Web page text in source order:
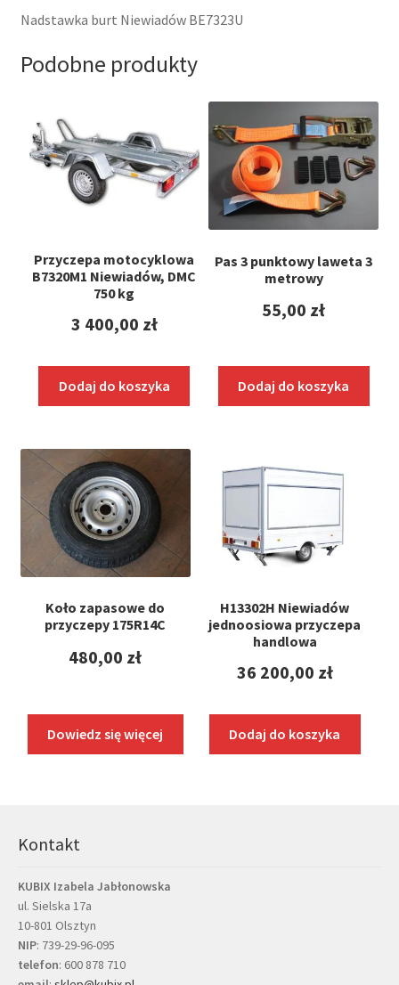
Nadstawka burt Niewiadów BE7323U
Podobne produkty
Przyczepa motocyklowa
B7320M1 Niewiadów, DMC
750 kg
3 400,00 zł
Dodaj do koszyka
Pas 3 punktowy laweta 3
metrowy
55,00 zł
Dodaj do koszyka
Koło zapasowe do
przyczepy 175R14C
480,00 zł
Dowiedz się więcej
H13302H Niewiadów
jednoosiowa przyczepa
handlowa
36 200,00 zł
Dodaj do koszyka
Kontakt
KUBIX Izabela Jabłonowska
ul. Sielska 17a
10-801 Olsztyn
NIP: 739-29-96-095
telefon: 600 878 710